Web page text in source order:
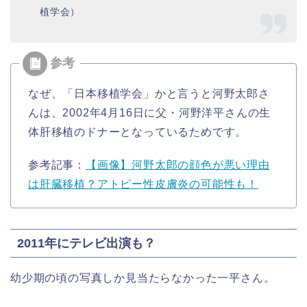
植学会）
なぜ、「日本移植学会」かと言うと河野太郎さ
んは、 2002年4月16日に父・河野洋平さんの生
体肝移植のドナーとなっているためです。
参考記事：
【画像】河野太郎の顔色が悪い理由
は肝臓移植？アトピー性皮膚炎の可能性も！
2011年にテレビ出演も？
幼少期の頃の写真しか見当たらなかった一平さん。